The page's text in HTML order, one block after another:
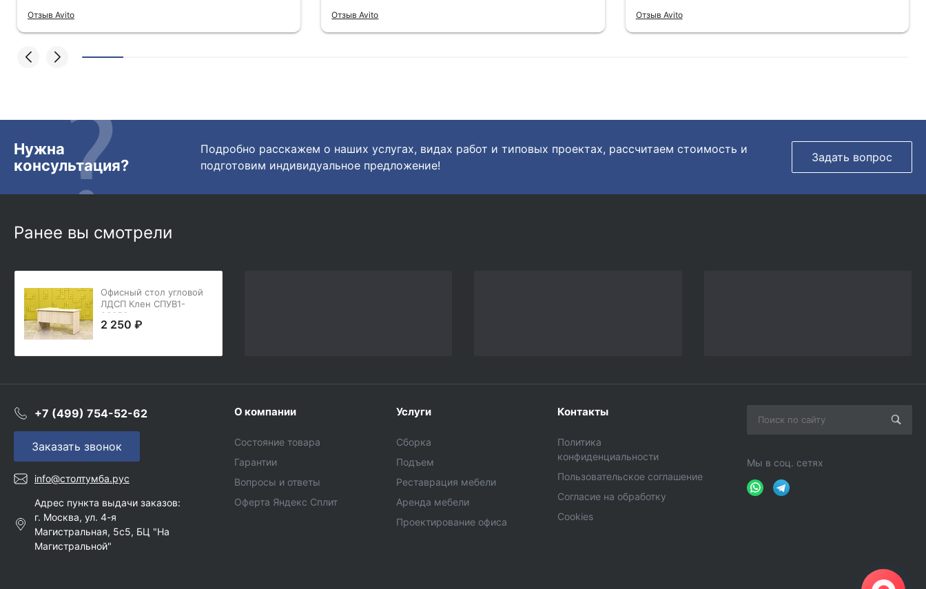
были на разных складах их переместили на
один. Так же грамотно сориентировали
Спасибо огромное🙏🏼
Отзыв Avito
дальнейшем хорошо упаковали. однозначно
рекомендую.
Отзыв Avito Отзыв Avito
Нужна
консультация?
Подробно расскажем о наших услугах, видах работ и типовых проектах, рассчитаем стоимость и
подготовим индивидуальное предложение!
Задать вопрос
Ранее вы смотрели
Офисный стол угловой
ЛДСП Клен СПУВ1-
28056
2 250 ₽
+7 (499) 754-52-62
Заказать звонок
info@столтумба.рус
Адрес пункта выдачи заказов:
г. Москва, ул. 4-я
Магистральная, 5с5, БЦ "На
Магистральной"
О компании
Состояние товара
Гарантии
Вопросы и ответы
Оферта Яндекс Сплит
Услуги
Сборка
Подъем
Реставрация мебели
Аренда мебели
Проектирование офиса
Контакты
Политика
конфиденциальности
Пользовательское соглашение
Согласие на обработку
Cookies
Мы в соц. сетях